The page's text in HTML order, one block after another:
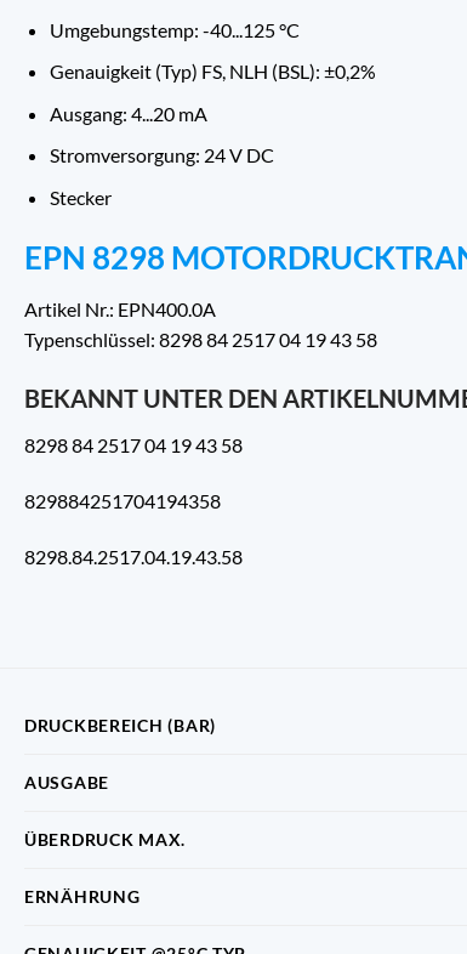
Umgebungstemp: -40...125 °C
Genauigkeit (Typ) FS, NLH (BSL): ±0,2%
Ausgang: 4...20 mA
Stromversorgung: 24 V DC
Stecker
EPN 8298
Artikel Nr.: EPN400.0A
Typenschlüssel: 8298 84 2517 04 19 43 58
BEKANNT UNTER DEN
8298 84 2517 04 19 43 58
829884251704194358
8298.84.2517.04.19.43.58
DRUCKBEREICH (BAR)
AUSGABE
ÜBERDRUCK MAX.
ERNÄHRUNG